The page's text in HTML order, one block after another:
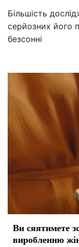
Більшість
серйозних його
безсонні
Ви сяятимете
виробленню